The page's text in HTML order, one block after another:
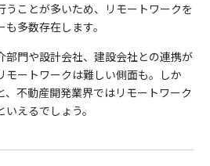
うことが多いため、リモートワークを
多数存在します。
部門や設計会社、建設会社との連携が
モートワークは難しい側面も。しか
、不動産開発業界ではリモートワーク
えるでしょう。